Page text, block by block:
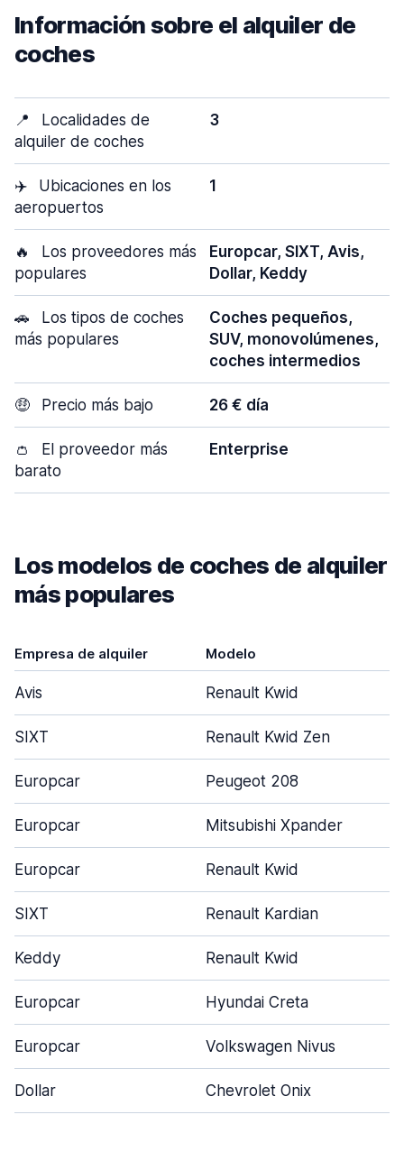
Información sobre el alquiler de
coches
📍
Localidades de
alquiler de coches
3
✈️
Ubicaciones en los
aeropuertos
1
🔥
Los proveedores más
populares
Europcar, SIXT, Avis,
Dollar, Keddy
🚗
Los tipos de coches
más populares
Coches pequeños,
SUV, monovolúmenes,
coches intermedios
🤑 Precio más bajo 26 € día
👛
El proveedor más
barato
Enterprise
Los modelos de coches de alquiler
más populares
Empresa de alquiler Modelo
Avis Renault Kwid
SIXT Renault Kwid Zen
Europcar Peugeot 208
Europcar Mitsubishi Xpander
Europcar Renault Kwid
SIXT Renault Kardian
Keddy Renault Kwid
Europcar Hyundai Creta
Europcar Volkswagen Nivus
Dollar Chevrolet Onix